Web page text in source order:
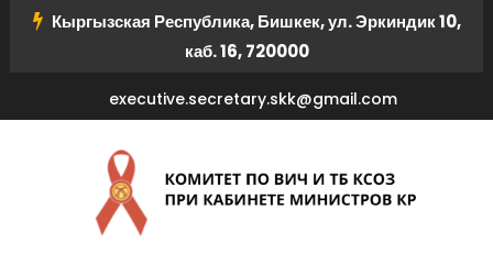
ПерейтиКыргызская Республика, Бишкек, ул. Эркиндик 10,
каб. 16, 720000
executive.secretary.skk@gmail.com